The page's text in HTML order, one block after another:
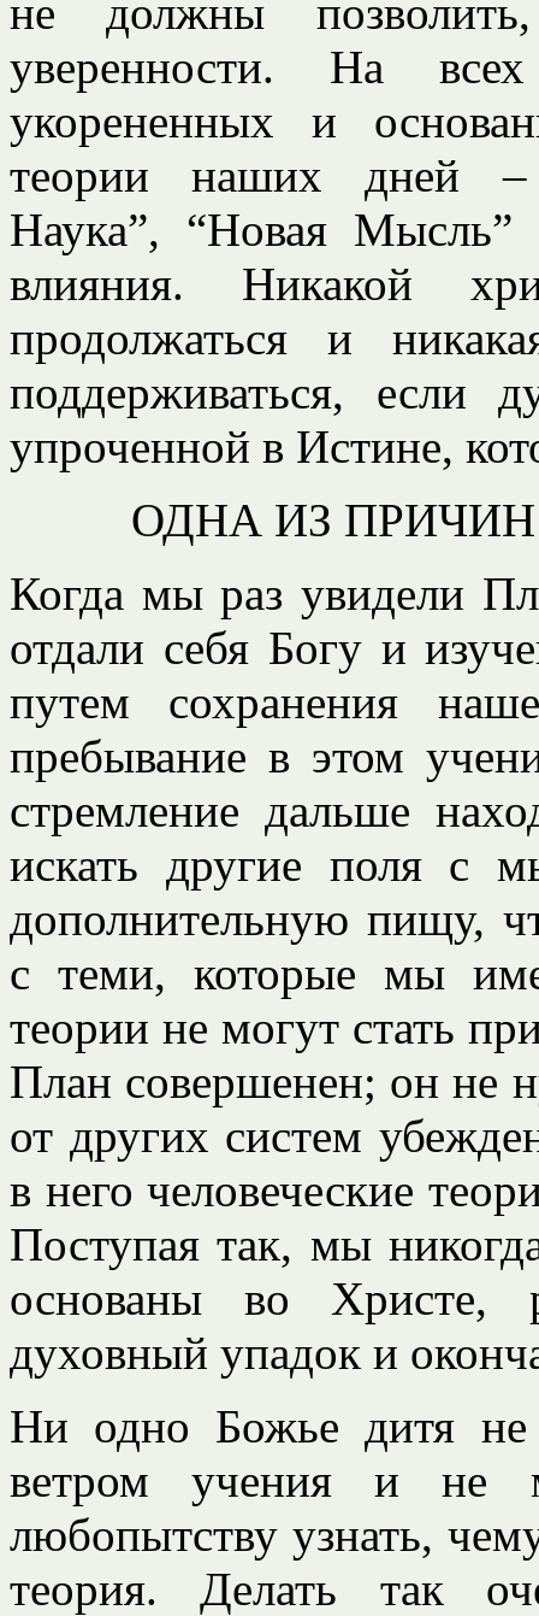
не должны
уверенности. На
укорененных и
теории наших дней –
Наука”, “Новая
влияния. Никакой
продолжаться и
поддерживаться, если
упроченной в Истине,
ОДНА ИЗ
Когда мы раз увидели
отдали себя Богу и
путем сохранения
пребывание в этом
стремление дальше
искать другие поля с
дополнительную пищу,
с теми, которые мы
теории не могут стать
План совершенен; он не
от других систем
в него человеческие
Поступая так, мы
основаны во Христе,
духовный упадок и
Ни одно Божье дитя
ветром учения и не
любопытству узнать,
теория. Делать так